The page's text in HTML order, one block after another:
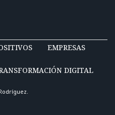
EMPRESAS
DIGITAL
.